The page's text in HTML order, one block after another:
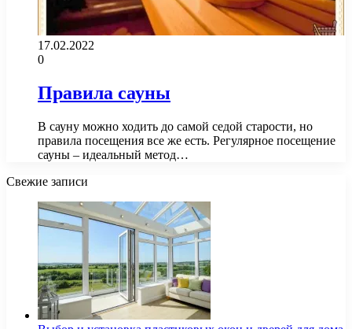
17.02.2022
0
Правила сауны
В сауну можно ходить до самой седой старости, но
правила посещения все же есть. Регулярное посещение
сауны – идеальный метод…
Свежие записи